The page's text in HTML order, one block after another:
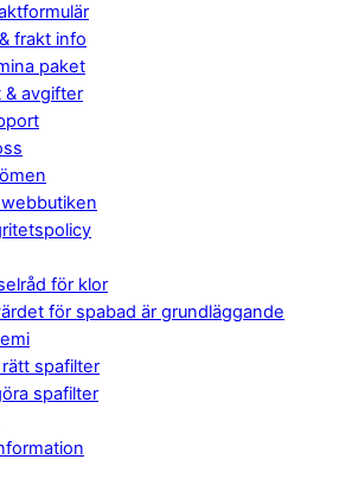
frakt info
paket
& avgifter
för klor
för spabad är grundläggande
spafilter
spafilter